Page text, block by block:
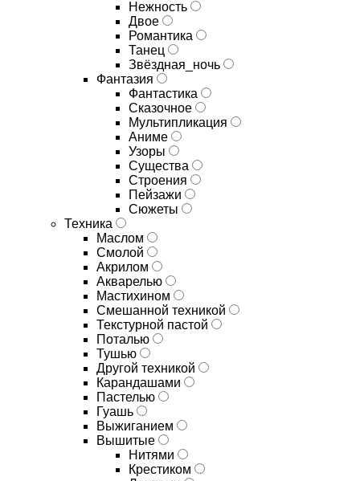
Нежность
Двое
Романтика
Танец
Звёздная_ночь
Фантазия
Фантастика
Сказочное
Мультипликация
Аниме
Узоры
Существа
Строения
Пейзажи
Сюжеты
Техника
Маслом
Смолой
Акрилом
Акварелью
Мастихином
Смешанной техникой
Текстурной пастой
Поталью
Тушью
Другой техникой
Карандашами
Пастелью
Гуашь
Выжиганием
Вышитые
Нитями
Крестиком